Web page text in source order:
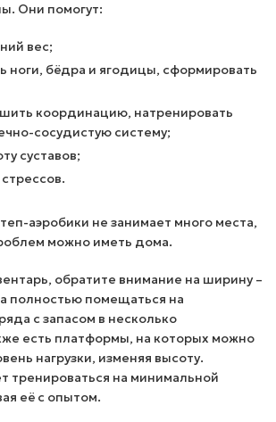
Они помогут:
вес;
ноги, бёдра и ягодицы, сформировать
координацию, натренировать
сосудистую систему;
суставов;
аэробики не занимает много места,
можно иметь дома.
обратите внимание на ширину –
полностью помещаться на
с запасом в несколько
есть платформы, на которых можно
нагрузки, изменяя высоту.
тренироваться на минимальной
её с опытом.